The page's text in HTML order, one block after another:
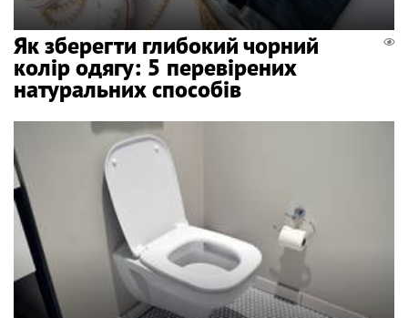
Як зберегти глибокий чорний
колір одягу: 5 перевірених
натуральних способів